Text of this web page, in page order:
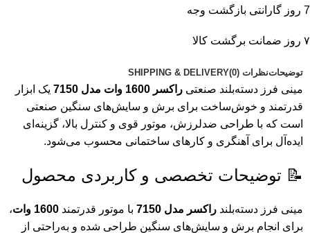
7 روز گارانتی بازگشت وجه
۷ روز ضمانت برگشت کالا
توضیحاتنظرات (0) SHIPPING & DELIVERY
مینی فرز دسته‌بلند صنعتی راکسر 1600 وات مدل 7150
یک ابزار
قدرتمند و خوش‌ساخت برای برش و سایش‌های سنگین صنعتی
است که با طراحی ضدلرزش، موتور قوی و کنترل بالا، گزینه‌ای
ایده‌آل برای آهنگری و کارهای ساختمانی محسوب می‌شود.
📝 توضیحات تخصصی و کاربردی محصول
مینی فرز دسته‌بلند راکسر مدل 7150 با موتور قدرتمند 1600 وات
،
برای انجام برش و سایش‌های سنگین طراحی شده و به‌راحتی از